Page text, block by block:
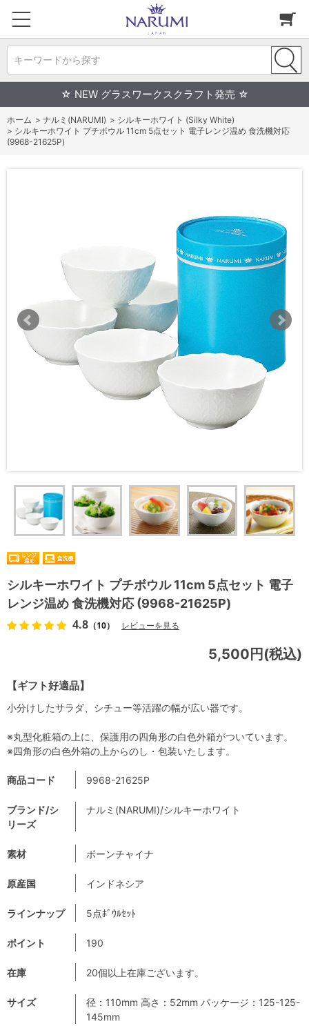
キーワードから探す
☆ NEW グラスワークスクラフト発売 ☆
ホーム > ナルミ(NARUMI) > シルキーホワイト (Silky White)
> シルキーホワイト プチボウル 11cm 5点セット 電子レンジ温め 食洗機対応
(9968-21625P)
シルキーホワイト プチボウル 11cm 5点セット 電子
レンジ温め 食洗機対応 (9968-21625P)
4.8 （10） レビューを見る
【ギフト好適品】
5,500円(税込)
商品コード 9968-21625P
ブランド/シ
リーズ
ナルミ(NARUMI)/シルキーホワイト
素材 ボーンチャイナ
原産国 インドネシア
ラインナップ 5点ﾎﾞｳﾙｾｯﾄ
ポイント 190
在庫 20個以上在庫ございます。
サイズ
径：110mm 高さ：52mm パッケージ：125-125-
145mm
小分けしたサラダ、シチュー等活躍の幅が広い器です。
※丸型化粧箱の上に、保護用の四角形の白色外箱がついています。
※四角形の白色外箱の上からのし・包装いたします。